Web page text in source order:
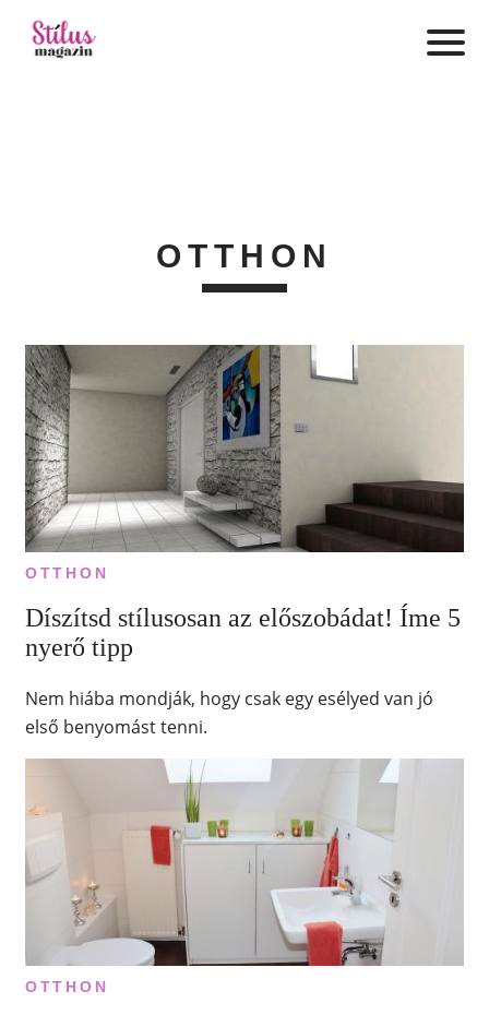
OTTHON
OTTHON
Díszítsd stílusosan az előszobádat! Íme 5
nyerő tipp
Nem hiába mondják, hogy csak egy esélyed van jó
első benyomást tenni.
OTTHON